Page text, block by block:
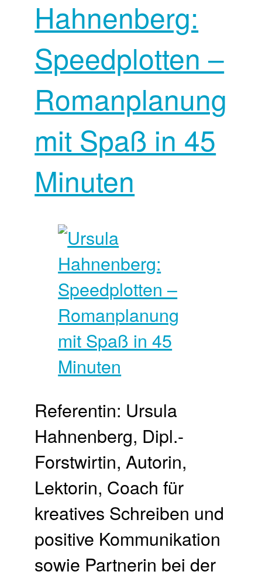
Hahnenberg:
Speedplotten –
Romanplanung
mit Spaß in 45
Minuten
Referentin: Ursula
Hahnenberg, Dipl.-
Forstwirtin, Autorin,
Lektorin, Coach für
kreatives Schreiben und
positive Kommunikation
sowie Partnerin bei der